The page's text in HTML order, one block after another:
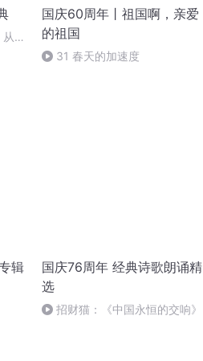
严
国庆60周年丨祖国啊，亲爱
的祖国
31 春天的加速度
辑
国庆76周年 经典诗歌朗诵精
选
招财猫：《中国永恒的交响》